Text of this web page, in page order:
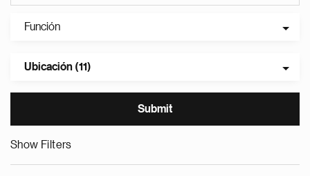
Función
Ubicación (11)
Show Filters